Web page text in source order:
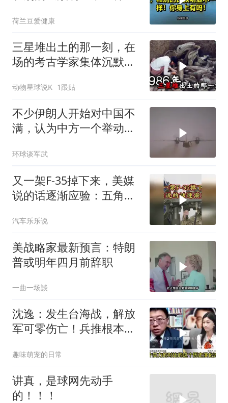
荷兰豆爱健康
三星堆出土的那一刻，在
场的考古学家集体沉默
动物星球说K 1跟贴
不少伊朗人开始对中国不
满，认为中方一个举动，
环球谈军武
又一架F-35掉下来，美媒
说的话逐渐应验：五角大
汽车乐乐说
美战略家最新预言：特朗
普或明年四月前辞职
一曲一场談
沈逸：发生台海战，解放
军可零伤亡！兵推根本没
趣味萌宠的日常
讲真，是球网先动手
的！！！